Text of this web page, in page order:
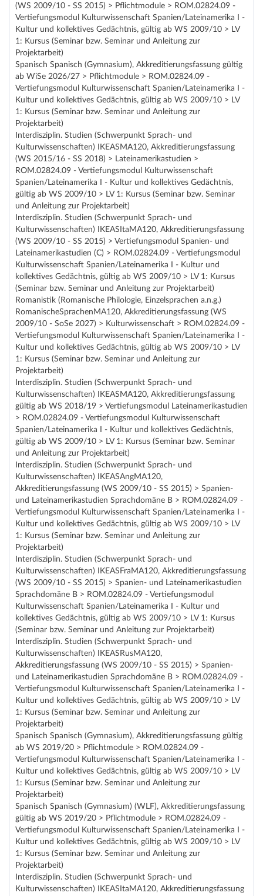
(WS 2009/10 - SS 2015) > Pflichtmodule > ROM.02824.09 -
Vertiefungsmodul Kulturwissenschaft Spanien/Lateinamerika I -
Kultur und kollektives Gedächtnis, gültig ab WS 2009/10 > LV
1: Kursus (Seminar bzw. Seminar und Anleitung zur
Projektarbeit)
Spanisch Spanisch (Gymnasium), Akkreditierungsfassung gültig
ab WiSe 2026/27 > Pflichtmodule > ROM.02824.09 -
Vertiefungsmodul Kulturwissenschaft Spanien/Lateinamerika I -
Kultur und kollektives Gedächtnis, gültig ab WS 2009/10 > LV
1: Kursus (Seminar bzw. Seminar und Anleitung zur
Projektarbeit)
Interdisziplin. Studien (Schwerpunkt Sprach- und
Kulturwissenschaften) IKEASMA120, Akkreditierungsfassung
(WS 2015/16 - SS 2018) > Lateinamerikastudien >
ROM.02824.09 - Vertiefungsmodul Kulturwissenschaft
Spanien/Lateinamerika I - Kultur und kollektives Gedächtnis,
gültig ab WS 2009/10 > LV 1: Kursus (Seminar bzw. Seminar
und Anleitung zur Projektarbeit)
Interdisziplin. Studien (Schwerpunkt Sprach- und
Kulturwissenschaften) IKEASItaMA120, Akkreditierungsfassung
(WS 2009/10 - SS 2015) > Vertiefungsmodul Spanien- und
Lateinamerikastudien (C) > ROM.02824.09 - Vertiefungsmodul
Kulturwissenschaft Spanien/Lateinamerika I - Kultur und
kollektives Gedächtnis, gültig ab WS 2009/10 > LV 1: Kursus
(Seminar bzw. Seminar und Anleitung zur Projektarbeit)
Romanistik (Romanische Philologie, Einzelsprachen a.n.g.)
RomanischeSprachenMA120, Akkreditierungsfassung (WS
2009/10 - SoSe 2027) > Kulturwissenschaft > ROM.02824.09 -
Vertiefungsmodul Kulturwissenschaft Spanien/Lateinamerika I -
Kultur und kollektives Gedächtnis, gültig ab WS 2009/10 > LV
1: Kursus (Seminar bzw. Seminar und Anleitung zur
Projektarbeit)
Interdisziplin. Studien (Schwerpunkt Sprach- und
Kulturwissenschaften) IKEASMA120, Akkreditierungsfassung
gültig ab WS 2018/19 > Vertiefungsmodul Lateinamerikastudien
> ROM.02824.09 - Vertiefungsmodul Kulturwissenschaft
Spanien/Lateinamerika I - Kultur und kollektives Gedächtnis,
gültig ab WS 2009/10 > LV 1: Kursus (Seminar bzw. Seminar
und Anleitung zur Projektarbeit)
Interdisziplin. Studien (Schwerpunkt Sprach- und
Kulturwissenschaften) IKEASAngMA120,
Akkreditierungsfassung (WS 2009/10 - SS 2015) > Spanien-
und Lateinamerikastudien Sprachdomäne B > ROM.02824.09 -
Vertiefungsmodul Kulturwissenschaft Spanien/Lateinamerika I -
Kultur und kollektives Gedächtnis, gültig ab WS 2009/10 > LV
1: Kursus (Seminar bzw. Seminar und Anleitung zur
Projektarbeit)
Interdisziplin. Studien (Schwerpunkt Sprach- und
Kulturwissenschaften) IKEASFraMA120, Akkreditierungsfassung
(WS 2009/10 - SS 2015) > Spanien- und Lateinamerikastudien
Sprachdomäne B > ROM.02824.09 - Vertiefungsmodul
Kulturwissenschaft Spanien/Lateinamerika I - Kultur und
kollektives Gedächtnis, gültig ab WS 2009/10 > LV 1: Kursus
(Seminar bzw. Seminar und Anleitung zur Projektarbeit)
Interdisziplin. Studien (Schwerpunkt Sprach- und
Kulturwissenschaften) IKEASRusMA120,
Akkreditierungsfassung (WS 2009/10 - SS 2015) > Spanien-
und Lateinamerikastudien Sprachdomäne B > ROM.02824.09 -
Vertiefungsmodul Kulturwissenschaft Spanien/Lateinamerika I -
Kultur und kollektives Gedächtnis, gültig ab WS 2009/10 > LV
1: Kursus (Seminar bzw. Seminar und Anleitung zur
Projektarbeit)
Spanisch Spanisch (Gymnasium), Akkreditierungsfassung gültig
ab WS 2019/20 > Pflichtmodule > ROM.02824.09 -
Vertiefungsmodul Kulturwissenschaft Spanien/Lateinamerika I -
Kultur und kollektives Gedächtnis, gültig ab WS 2009/10 > LV
1: Kursus (Seminar bzw. Seminar und Anleitung zur
Projektarbeit)
Spanisch Spanisch (Gymnasium) (WLF), Akkreditierungsfassung
gültig ab WS 2019/20 > Pflichtmodule > ROM.02824.09 -
Vertiefungsmodul Kulturwissenschaft Spanien/Lateinamerika I -
Kultur und kollektives Gedächtnis, gültig ab WS 2009/10 > LV
1: Kursus (Seminar bzw. Seminar und Anleitung zur
Projektarbeit)
Interdisziplin. Studien (Schwerpunkt Sprach- und
Kulturwissenschaften) IKEASItaMA120, Akkreditierungsfassung